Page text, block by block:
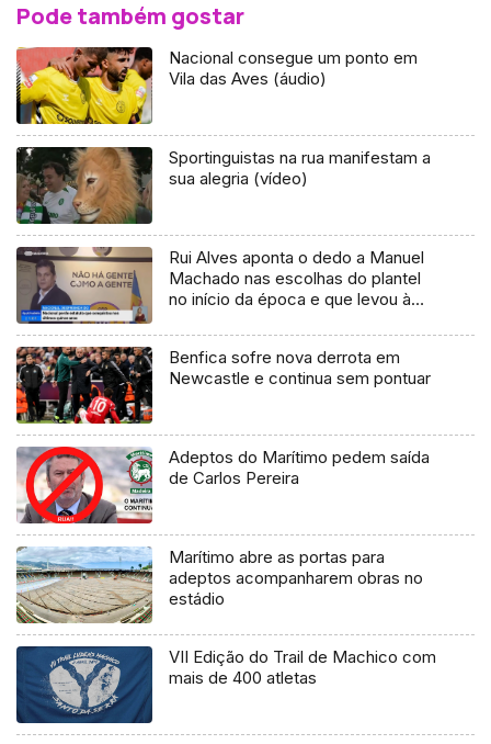
Pode também gostar
Nacional consegue um ponto em
Vila das Aves (áudio)
Sportinguistas na rua manifestam a
sua alegria (vídeo)
Rui Alves aponta o dedo a Manuel
Machado nas escolhas do plantel
no início da época e que levou à
Benfica sofre nova derrota em
Newcastle e continua sem pontuar
Adeptos do Marítimo pedem saída
de Carlos Pereira
Marítimo abre as portas para
adeptos acompanharem obras no
estádio
VII Edição do Trail de Machico com
mais de 400 atletas